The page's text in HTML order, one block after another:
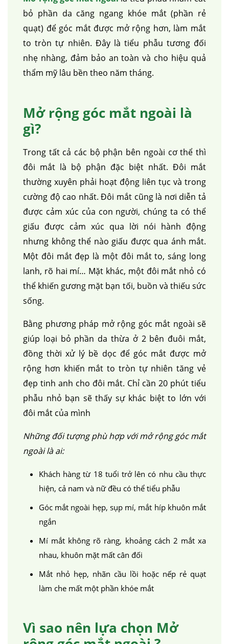
bỏ phần da căng ngang khóe mắt (phần rẻ
quạt) để góc mắt được mở rộng hơn, làm mắt
to tròn tự nhiên. Đây là tiểu phẫu tương đối
nhẹ nhàng, đảm bảo an toàn và cho hiệu quả
thẩm mỹ lâu bền theo năm tháng.
Mở rộng góc mắt ngoài là
gì?
Trong tất cả các bộ phận bên ngoài cơ thể thì
đôi mắt là bộ phận đặc biệt nhất. Đôi mắt
thường xuyên phải hoạt động liên tục và trong
cường độ cao nhất. Đôi mắt cũng là nơi diễn tả
được cảm xúc của con người, chúng ta có thể
giấu được cảm xúc qua lời nói hành động
nhưng không thể nào giấu được qua ánh mắt.
Một đôi mắt đẹp là một đôi mắt to, sáng long
lanh, rõ hai mí… Mặt khác, một đôi mắt nhỏ có
thể khiến gương mặt bạn tối, buồn và thiếu sức
sống.
Bằng phương pháp mở rộng góc mắt ngoài sẽ
giúp loại bỏ phần da thừa ở 2 bên đuôi mắt,
đồng thời xử lý bề dọc để góc mắt được mở
rộng hơn khiến mắt to tròn tự nhiên tăng vẻ
đẹp tinh anh cho đôi mắt. Chỉ cần 20 phút tiểu
phẫu nhỏ bạn sẽ thấy sự khác biệt to lớn với
đôi mắt của mình
Những đối tượng phù hợp với mở rộng góc mắt
ngoài là ai:
Khách hàng từ 18 tuổi trở lên có nhu cầu thực
hiện, cả nam và nữ đều có thể tiểu phẫu
Góc mắt ngoài hẹp, sụp mí, mắt híp khuôn mắt
ngắn
Mí mắt không rõ ràng, khoảng cách 2 mắt xa
nhau, khuôn mặt mất cân đối
Mắt nhỏ hẹp, nhãn cầu lồi hoặc nếp rẻ quạt
làm che mất một phần khóe mắt
Vì sao nên lựa chọn Mở